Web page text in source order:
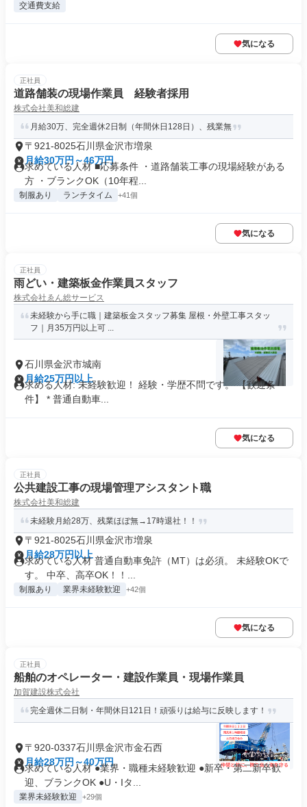
交通費支給
気になる
正社員
道路舗装の現場作業員 経験者採用
株式会社美和総建
月給30万、完全週休2日制（年間休日128日）、残業無
〒921-8025石川県金沢市増泉
月給30万円～46万円
求めている人材 ■応募条件 ・道路舗装工事の現場経験がある
方 ・ブランクOK（10年程...
制服あり ランチタイム +41個
気になる
正社員
雨どい・建築板金作業員スタッフ
株式会社ゑん総サービス
未経験から手に職｜建築板金スタッフ募集 屋根・外壁工事スタッ
フ｜月35万円以上可 ...
石川県金沢市城南
月給25万円以上
求める人材: 未経験歓迎！ 経験・学歴不問です。 【歓迎条
件】 * 普通自動車...
気になる
正社員
公共建設工事の現場管理アシスタント職
株式会社美和総建
未経験月給28万、残業ほぼ無→17時退社！！
〒921-8025石川県金沢市増泉
月給28万円以上
求めている人材 普通自動車免許（MT）は必須。 未経験OKで
す。 中卒、高卒OK！！...
制服あり 業界未経験歓迎 +42個
気になる
正社員
船舶のオペレーター・建設作業員・現場作業員
加賀建設株式会社
完全週休二日制・年間休日121日！頑張りは給与に反映します！
〒920-0337石川県金沢市金石西
月給28万円～40万円
求めている人材 ●業界・職種未経験歓迎 ●新卒・第二新卒歓
迎、ブランクOK ●U・Iタ...
業界未経験歓迎 +29個